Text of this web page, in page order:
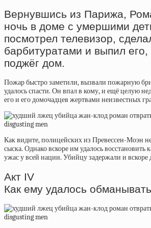
Вернувшись из Парижа,
ночь в доме с умершими
посмотрел телевизор,
барбитуратами и выпил его,
поджёг дом.
Пожар быстро заметили, вызвали пожарную
удалось спасти. Он впал в кому, и ещё целую
его и его домочадцев жертвами неизвестных
Как видите, полицейских из Превессен-Моэн
сыска. Однако вскоре им удалось восстановить
ужас у всей нации. Убийцу задержали и
Акт IV
Как ему удалось